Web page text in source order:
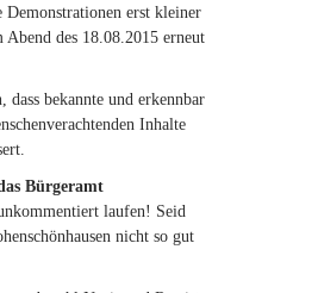
erst kleiner
des 18.08.2015 erneut
bekannte und erkennbar
Inhalte
Bürgeramt
laufen! Seid
nicht so gut